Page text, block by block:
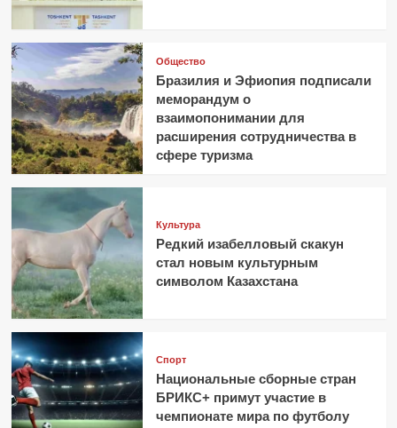
Общество
Бразилия и Эфиопия подписали
меморандум о
взаимопонимании для
расширения сотрудничества в
сфере туризма
Культура
Редкий изабелловый скакун
стал новым культурным
символом Казахстана
Спорт
Национальные сборные стран
БРИКС+ примут участие в
чемпионате мира по футболу